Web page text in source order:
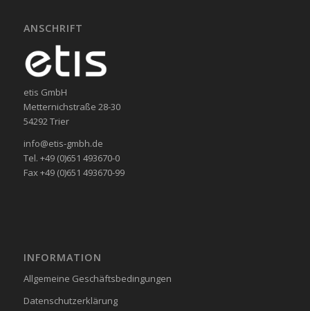
ANSCHRIFT
etis GmbH
Metternichstraße 28-30
54292 Trier
info@etis-gmbh.de
Tel. +49 (0)651 493670-0
Fax +49 (0)651 493670-99
INFORMATION
Allgemeine Geschäftsbedingungen
Datenschutzerklärung